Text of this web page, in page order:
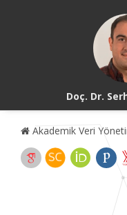
Doç. Dr.
Akademik Veri